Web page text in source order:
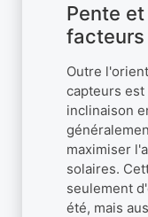
Pente
facteurs
Outre
capteurs
inclinaison
maximiser
solaires.
seulement
été, mais